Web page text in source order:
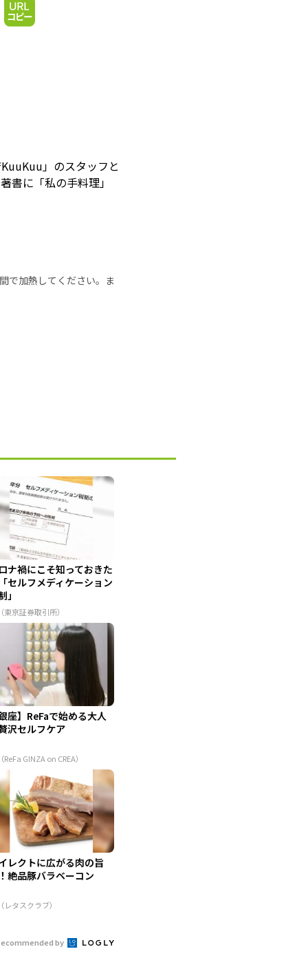
」のスタッフと
書に「私の手料理」
で加熱してください。ま
ナ禍にこそ知っておきた
セルフメディケーション
」
東京証券取引所）
座】ReFaで始める大人
沢セルフケア
ReFa GINZA on CREA）
レクトに広がる肉の旨
絶品豚バラベーコン
レタスクラブ）
by